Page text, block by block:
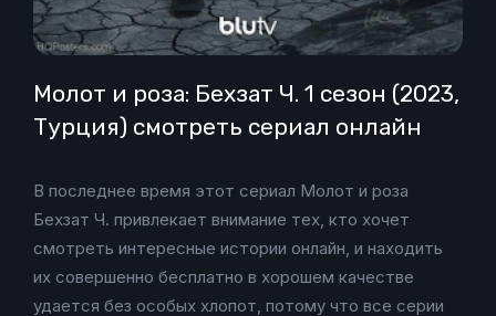
Молот и роза: Бехзат Ч. 1 сезон (2023,
Турция) смотреть сериал онлайн
В последнее время этот сериал Молот и роза
Бехзат Ч. привлекает внимание тех, кто хочет
смотреть интересные истории онлайн, и находить
их совершенно бесплатно в хорошем качестве
удается без особых хлопот, потому что все серии